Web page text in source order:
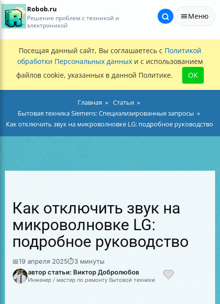
Robob.ru
Решение проблем с техникой и
электроникой
Меню
Посещая данный сайт, Вы соглашаетесь с Политикой
обработки Персональных данных и с использованием
файлов cookie, указанных в данной Политике.
OK
Главная
Статьи
Бытовая техника Siemens: Специализированные запросы
Как отключить звук на микроволновке LG: подробное руководство
Как отключить звук на
микроволновке LG:
подробное руководство
📅19 апреля 2025⏱3 минуты
автор статьи: Виктор Добролюбов
Инженер / мастер по ремонту бытовой техники